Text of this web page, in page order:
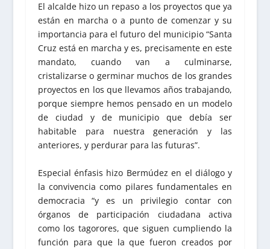
El alcalde hizo un repaso a los proyectos que ya
están en marcha o a punto de comenzar y su
importancia para el futuro del municipio “Santa
Cruz está en marcha y es, precisamente en este
mandato, cuando van a culminarse,
cristalizarse o germinar muchos de los grandes
proyectos en los que llevamos años trabajando,
porque siempre hemos pensado en un modelo
de ciudad y de municipio que debía ser
habitable para nuestra generación y las
anteriores, y perdurar para las futuras”.
Especial énfasis hizo Bermúdez en el diálogo y
la convivencia como pilares fundamentales en
democracia “y es un privilegio contar con
órganos de participación ciudadana activa
como los tagorores, que siguen cumpliendo la
función para que la que fueron creados por